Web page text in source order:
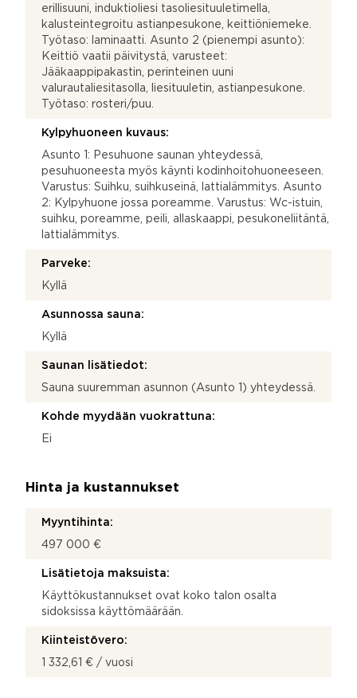
erillisuuni, induktioliesi tasoliesituuletimella,
kalusteintegroitu astianpesukone, keittiöniemeke.
Työtaso: laminaatti. Asunto 2 (pienempi asunto):
Keittiö vaatii päivitystä, varusteet:
Jääkaappipakastin, perinteinen uuni
valurautaliesitasolla, liesituuletin, astianpesukone.
Työtaso: rosteri/puu.
Kylpyhuoneen kuvaus:
Asunto 1: Pesuhuone saunan yhteydessä,
pesuhuoneesta myös käynti kodinhoitohuoneeseen.
Varustus: Suihku, suihkuseinä, lattialämmitys. Asunto
2: Kylpyhuone jossa poreamme. Varustus: Wc-istuin,
suihku, poreamme, peili, allaskaappi, pesukoneliitäntä,
lattialämmitys.
Parveke:
Kyllä
Asunnossa sauna:
Kyllä
Saunan lisätiedot:
Sauna suuremman asunnon (Asunto 1) yhteydessä.
Kohde myydään vuokrattuna:
Ei
Hinta ja kustannukset
Myyntihinta:
497 000 €
Lisätietoja maksuista:
Käyttökustannukset ovat koko talon osalta
sidoksissa käyttömäärään.
Kiinteistövero:
1 332,61 € / vuosi